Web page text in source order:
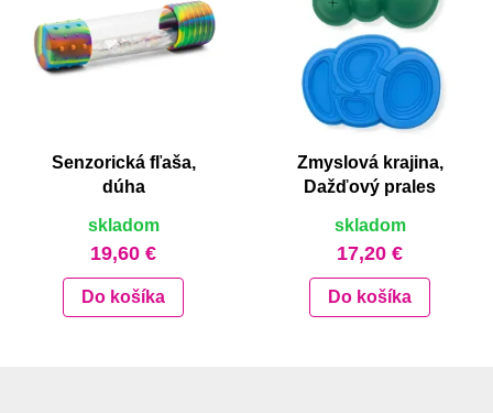
Senzorická fľaša,
dúha
skladom
19,60 €
Do košíka
Zmyslová krajina,
Dažďový prales
skladom
17,20 €
Do košíka